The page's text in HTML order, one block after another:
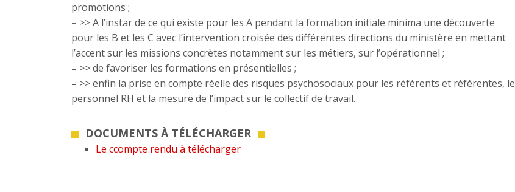
promotions ;
– >> A l’instar de ce qui existe pour les A pendant la formation initiale minima une découverte
pour les B et les C avec l’intervention croisée des différentes directions du ministère en mettant
l’accent sur les missions concrètes notamment sur les métiers, sur l’opérationnel ;
– >> de favoriser les formations en présentielles ;
– >> enfin la prise en compte réelle des risques psychosociaux pour les référents et référentes, le
personnel RH et la mesure de l’impact sur le collectif de travail.
DOCUMENTS À TÉLÉCHARGER
Le ccompte rendu à télécharger